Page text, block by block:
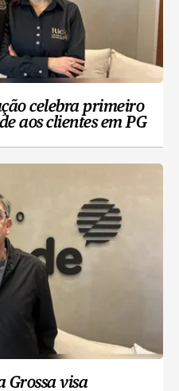
celebra primeiro
aos clientes em PG
Grossa visa